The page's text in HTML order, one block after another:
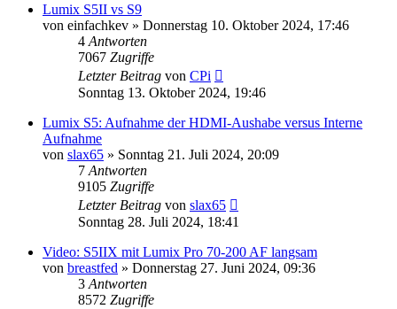
Lumix S5II vs S9
von einfachkev » Donnerstag 10. Oktober 2024, 17:46
4 Antworten
7067 Zugriffe
Letzter Beitrag von CPi
Sonntag 13. Oktober 2024, 19:46
Lumix S5: Aufnahme der HDMI-Aushabe versus Interne
Aufnahme
von slax65 » Sonntag 21. Juli 2024, 20:09
7 Antworten
9105 Zugriffe
Letzter Beitrag von slax65
Sonntag 28. Juli 2024, 18:41
Video: S5IIX mit Lumix Pro 70-200 AF langsam
von breastfed » Donnerstag 27. Juni 2024, 09:36
3 Antworten
8572 Zugriffe